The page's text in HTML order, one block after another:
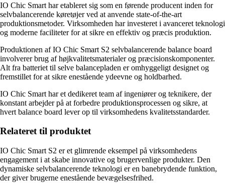
IO Chic Smart har etableret sig som en førende producent inden for
selvbalancerende køretøjer ved at anvende state-of-the-art
produktionsmetoder. Virksomheden har investeret i avanceret teknologi
og moderne faciliteter for at sikre en effektiv og præcis produktion.
Produktionen af IO Chic Smart S2 selvbalancerende balance board
involverer brug af højkvalitetsmaterialer og præcisionskomponenter.
Alt fra batteriet til selve balancepladen er omhyggeligt designet og
fremstillet for at sikre enestående ydeevne og holdbarhed.
IO Chic Smart har et dedikeret team af ingeniører og teknikere, der
konstant arbejder på at forbedre produktionsprocessen og sikre, at
hvert balance board lever op til virksomhedens kvalitetsstandarder.
Relateret til produktet
IO Chic Smart S2 er et glimrende eksempel på virksomhedens
engagement i at skabe innovative og brugervenlige produkter. Den
dynamiske selvbalancerende teknologi er en banebrydende funktion,
der giver brugerne enestående bevægelsesfrihed.